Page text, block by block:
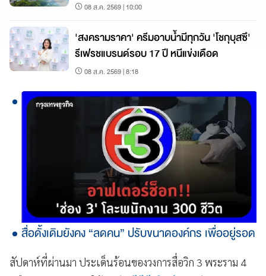
08 ส.ค. 2569 | 10:00
'สงครามราคา' ครีมอาบน้ำมีทุกวัน 'โชกุบุสซึ'
รีเฟรชแบรนด์รอบ 17 ปี หนีแข่งเดือด
08 ส.ค. 2569 | 8:18
สื่อดั้งเดิมยังคง “ลดคน” ปรับขนาดองค์กร เพื่ออยู่รอด
สัปดาห์ที่ผ่านมา ประเด็นร้อนของวงการสื่อวิก 3 พระราม 4